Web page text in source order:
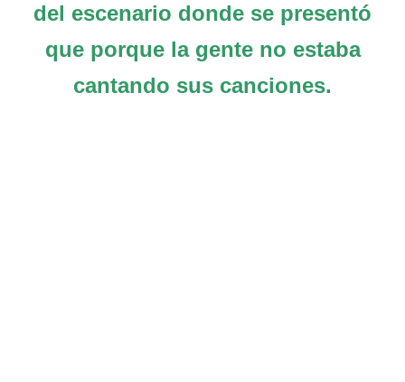
del escenario donde se presentó
que porque la gente no estaba
cantando sus canciones.